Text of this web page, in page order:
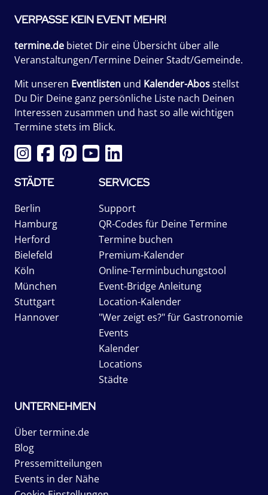
VERPASSE KEIN EVENT MEHR!
termine.de bietet Dir eine Übersicht über alle
Veranstaltungen/Termine Deiner Stadt/Gemeinde.
Mit unseren Eventlisten und Kalender-Abosstellst
Du Dir Deine ganz persönliche Liste nach Deinen
Interessen zusammen und hast so alle wichtigen
Termine stets im Blick.
STÄDTE
Berlin
Hamburg
Herford
Bielefeld
Köln
München
Stuttgart
Hannover
SERVICES
Support
QR-Codes für Deine Termine
Termine buchen
Premium-Kalender
Online-Terminbuchungstool
Event-Bridge Anleitung
Location-Kalender
"Wer zeigt es?" für Gastronomie
Events
Kalender
Locations
Städte
UNTERNEHMEN
Über termine.de
Blog
Pressemitteilungen
Events in der Nähe